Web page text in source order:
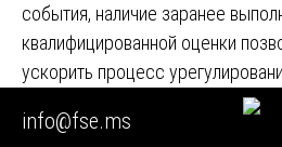
события, наличие заранее
квалифицированной оценки
ускорить процесс
гарантировать, что страхового
достаточно для покрытия всех
info@fse.ms